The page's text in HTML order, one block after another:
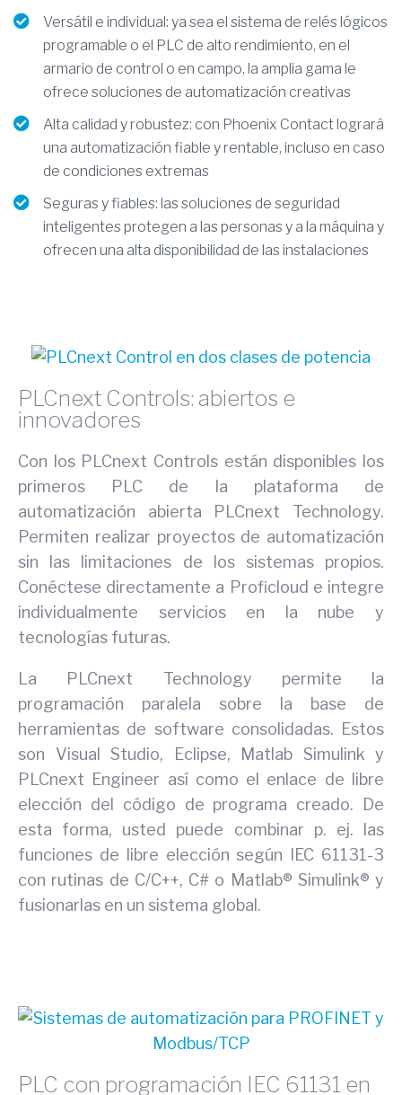
Versátil e individual: ya sea el sistema de relés lógicos
programable o el PLC de alto rendimiento, en el
armario de control o en campo, la amplia gama le
ofrece soluciones de automatización creativas
Alta calidad y robustez: con Phoenix Contact logrará
una automatización fiable y rentable, incluso en caso
de condiciones extremas
Seguras y fiables: las soluciones de seguridad
inteligentes protegen a las personas y a la máquina y
ofrecen una alta disponibilidad de las instalaciones
PLCnext Controls: abiertos e
innovadores
Con los PLCnext Controls están disponibles los
primeros PLC de la plataforma de
automatización abierta PLCnext Technology.
Permiten realizar proyectos de automatización
sin las limitaciones de los sistemas propios.
Conéctese directamente a Proficloud e integre
individualmente servicios en la nube y
tecnologías futuras.
La PLCnext Technology permite la
programación paralela sobre la base de
herramientas de software consolidadas. Estos
son Visual Studio, Eclipse, Matlab Simulink y
PLCnext Engineer así como el enlace de libre
elección del código de programa creado. De
esta forma, usted puede combinar p. ej. las
funciones de libre elección según IEC 61131-3
con rutinas de C/C++, C# o Matlab® Simulink® y
fusionarlas en un sistema global.
PLC con programación IEC 61131 en